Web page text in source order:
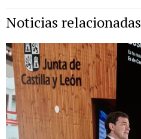
Noticias relacionadas